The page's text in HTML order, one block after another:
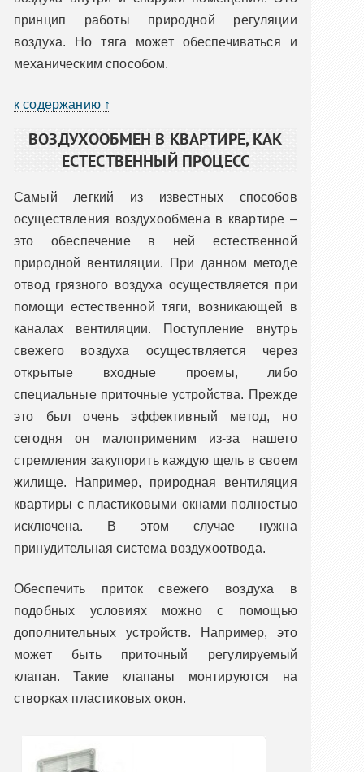
принцип работы природной регуляции
воздуха. Но тяга может обеспечиваться и
механическим способом.
к содержанию ↑
ВОЗДУХООБМЕН В КВАРТИРЕ, КАК
ЕСТЕСТВЕННЫЙ ПРОЦЕСС
Самый легкий из известных способов
осуществления воздухообмена в квартире –
это обеспечение в ней естественной
природной вентиляции. При данном методе
отвод грязного воздуха осуществляется при
помощи естественной тяги, возникающей в
каналах вентиляции. Поступление внутрь
свежего воздуха осуществляется через
открытые входные проемы, либо
специальные приточные устройства. Прежде
это был очень эффективный метод, но
сегодня он малоприменим из-за нашего
стремления закупорить каждую щель в своем
жилище. Например, природная вентиляция
квартиры с пластиковыми окнами полностью
исключена. В этом случае нужна
принудительная система воздухоотвода.
Обеспечить приток свежего воздуха в
подобных условиях можно с помощью
дополнительных устройств. Например, это
может быть приточный регулируемый
клапан. Такие клапаны монтируются на
створках пластиковых окон.